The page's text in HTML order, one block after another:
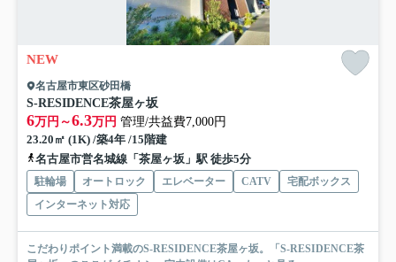
NEW
名古屋市東区砂田橋
S-RESIDENCE茶屋ヶ坂
6万円～6.3万円 管理/共益費7,000円
23.20㎡ (1K) /築4年 /15階建
名古屋市営名城線「茶屋ヶ坂」駅 徒歩5分
駐輪場 オートロック エレベーター CATV
宅配ボックス
インターネット対応
こだわりポイント満載のS-RESIDENCE茶屋ヶ坂。「S-RESIDENCE茶